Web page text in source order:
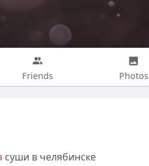
Friends Photos
суши в челябинске